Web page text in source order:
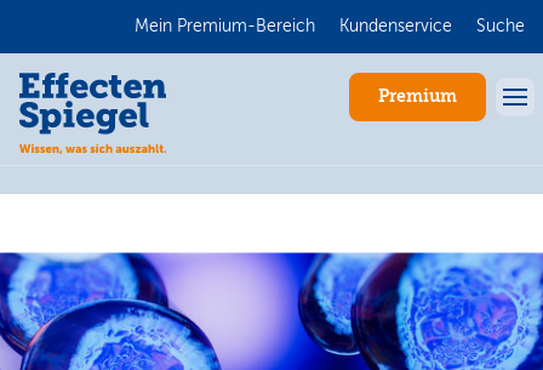
Mein Premium-Bereich Kundenservice Suche
Premium